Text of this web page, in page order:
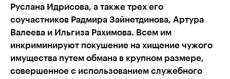
Руслана Идрисова, а также трех его
соучастников Радмира Зайнетдинова, Артура
Валеева и Ильгиза Рахимова. Всем им
инкриминируют покушение на хищение чужого
имущества путем обмана в крупном размере,
совершенное с использованием служебного